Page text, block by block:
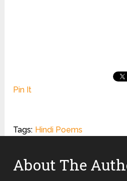
Pin It
Tags: Hindi Poems
About The